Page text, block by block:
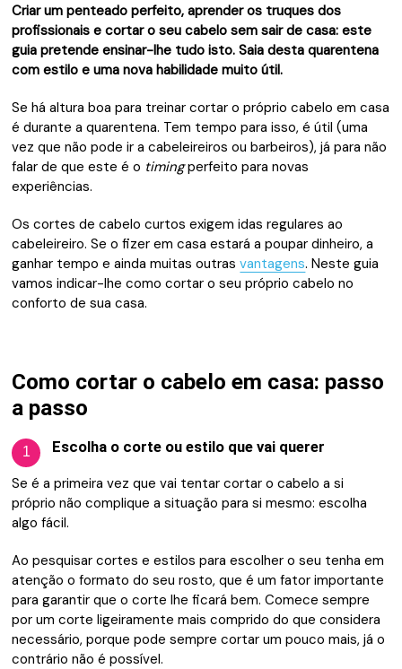
Criar um penteado perfeito, aprender os truques dos
profissionais e cortar o seu cabelo sem sair de casa: este
guia pretende ensinar-lhe tudo isto. Saia desta quarentena
com estilo e uma nova habilidade muito útil.
Se há altura boa para treinar cortar o próprio cabelo em casa
é durante a quarentena. Tem tempo para isso, é útil (uma
vez que não pode ir a cabeleireiros ou barbeiros), já para não
falar de que este é o timingperfeito para novas
experiências.
Os cortes de cabelo curtos exigem idas regulares ao
cabeleireiro. Se o fizer em casa estará a poupar dinheiro, a
ganhar tempo e ainda muitas outrasvantagens. Neste guia
vamos indicar-lhe como cortar o seu próprio cabelo no
conforto de sua casa.
Como cortar o cabelo em casa: passo
a passo
1 Escolha o corte ou estilo que vai querer
Se é a primeira vez que vai tentar cortar o cabelo a si
próprio não complique a situação para si mesmo: escolha
algo fácil.
Ao pesquisar cortes e estilos para escolher o seu tenha em
atenção o formato do seu rosto, que é um fator importante
para garantir que o corte lhe ficará bem. Comece sempre
por um corte ligeiramente mais comprido do que considera
necessário, porque pode sempre cortar um pouco mais, já o
contrário não é possível.